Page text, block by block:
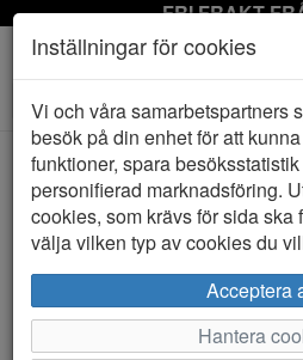
FRI FRAKT
Toggle
navigation
HEM NAME IT
Inställningar för cookies
Vi och våra samarbetspartners
besök på din enhet för att
funktioner, spara
personifierad marknadsföring.
cookies, som krävs för sida ska
välja vilken typ av cookies du
Acceptera
Hantera